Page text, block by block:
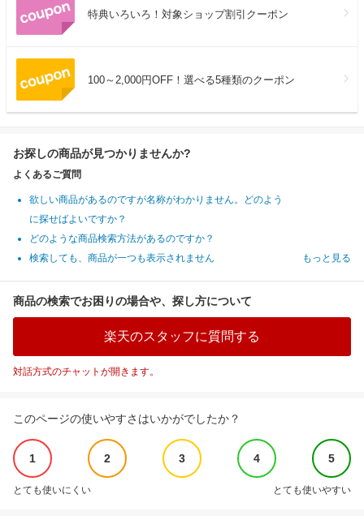
特典いろいろ！対象ショップ割引クーポン
100～2,000円OFF！選べる5種類のクーポン
お探しの商品が見つかりませんか?
よくあるご質問
欲しい商品があるのですが名称がわかりません。どのよう
に探せばよいですか？
どのような商品検索方法があるのですか？
検索しても、商品が一つも表示されません
もっと見る
商品の検索でお困りの場合や、探し方について
楽天のスタッフに質問する
対話方式のチャットが開きます。
このページの使いやすさはいかがでしたか？
1 2 3 4 5
とても使いにくい とても使いやすい